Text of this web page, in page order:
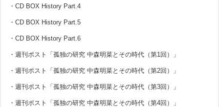
・CD BOX History Part.4
・CD BOX History Part.5
・CD BOX History Part.6
・週刊ポスト「孤独の研究 中森明菜とその時代（第1回）」
・週刊ポスト「孤独の研究 中森明菜とその時代（第2回）」
・週刊ポスト「孤独の研究 中森明菜とその時代（第3回）」
・週刊ポスト「孤独の研究 中森明菜とその時代（第4回）」